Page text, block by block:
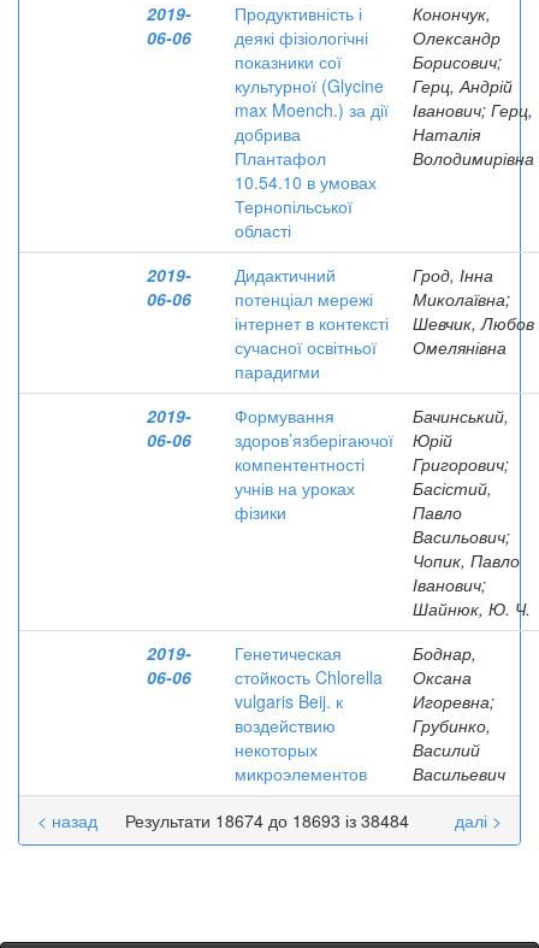
2019-
06-06
Продуктивність і
деякі фізіологічні
показники сої
культурної (Glycine
max Moench.) за дії
добрива
Плантафол
10.54.10 в умовах
Тернопільської
області
Конончук,
Олександр
Борисович;
Герц, Андрій
Іванович; Герц,
Наталія
Володимирівна
2019-
06-06
Дидактичний
потенціал мережі
інтернет в контексті
сучасної освітньої
парадигми
Грод, Інна
Миколаївна;
Шевчик, Любов
Омелянівна
2019-
06-06
Формування
здоров’язберігаючої
компентентності
учнів на уроках
фізики
Бачинський,
Юрій
Григорович;
Басістий,
Павло
Васильович;
Чопик, Павло
Іванович;
Шайнюк, Ю. Ч.
2019-
06-06
Генетическая
стойкость Chlorella
vulgaris Beij. к
воздействию
некоторых
микроэлементов
Боднар,
Оксана
Игоревна;
Грубинко,
Василий
Васильевич
Результати 18674 до 18693 із 38484
< назад далі >